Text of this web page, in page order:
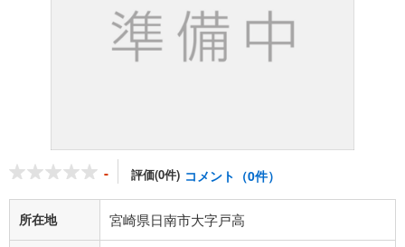
- 評価(0件) コメント（0件）
所在地 宮崎県日南市大字戸高